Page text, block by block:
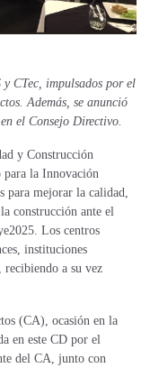
CTec, impulsados por el
Además, se anunció
el Consejo Directivo.
y Construcción
la Innovación
para mejorar la calidad,
construcción ante el
Los centros
instituciones
recibiendo a su vez
(CA), ocasión en la
en este CD por el
del CA, junto con